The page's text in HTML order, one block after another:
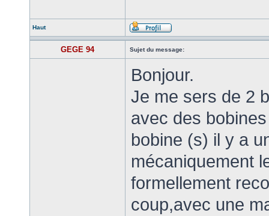
Haut
GEGE 94 Sujet du message:
Bonjour.
Je me sers de 2
avec des
bobine (s) il y a
mécaniquement
formellement
coup,avec une